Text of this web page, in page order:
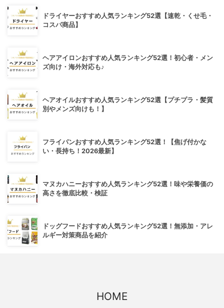
ドライヤーおすすめ人気ランキング52選【速乾・くせ毛・
コスパ商品】
ヘアアイロンおすすめ人気ランキング52選！初心者・メン
ズ向け・海外対応も♪
ヘアオイルおすすめ人気ランキング52選【プチプラ・髪質
別やメンズ向けも！】
フライパンおすすめ人気ランキング52選！【焦げ付かな
い・長持ち！2026最新】
マヌカハニーおすすめ人気ランキング52選！味や栄養価の
高さを徹底比較・検証
ドッグフードおすすめ人気ランキング52選！無添加・アレ
ルギー対策商品を紹介
HOME